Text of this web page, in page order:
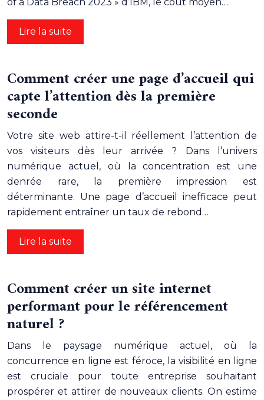
Lire la suite
Comment créer une page d’accueil qui
capte l’attention dès la première
seconde
Votre site web attire-t-il réellement l’attention de
vos visiteurs dès leur arrivée ? Dans l’univers
numérique actuel, où la concentration est une
denrée rare, la première impression est
déterminante. Une page d’accueil inefficace peut
rapidement entraîner un taux de rebond…
Lire la suite
Comment créer un site internet
performant pour le référencement
naturel ?
Dans le paysage numérique actuel, où la
concurrence en ligne est féroce, la visibilité en ligne
est cruciale pour toute entreprise souhaitant
prospérer et attirer de nouveaux clients. On estime